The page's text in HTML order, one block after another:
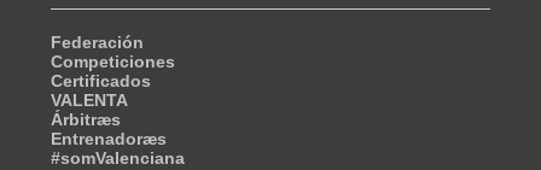
Federación
Competiciones
Certificados
VALENTA
Árbitræs
Entrenadoræs
#somValenciana